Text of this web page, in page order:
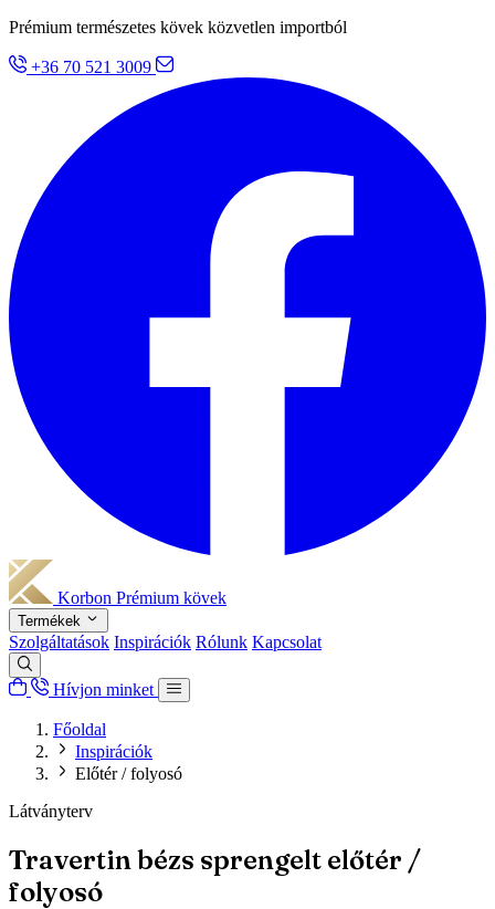
Prémium természetes kövek közvetlen importból
+36 70 521 3009
Korbon Prémium kövek
Termékek
Szolgáltatások Inspirációk Rólunk Kapcsolat
Hívjon minket
Főoldal
Inspirációk
Előtér / folyosó
Látványterv
Travertin bézs sprengelt előtér /
folyosó